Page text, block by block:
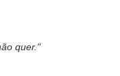
quer."